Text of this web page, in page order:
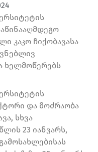
კაკო ჩიქობავასა
ხელმოწერებს
და მოძრაობა
სხვა
23 იანვარს,